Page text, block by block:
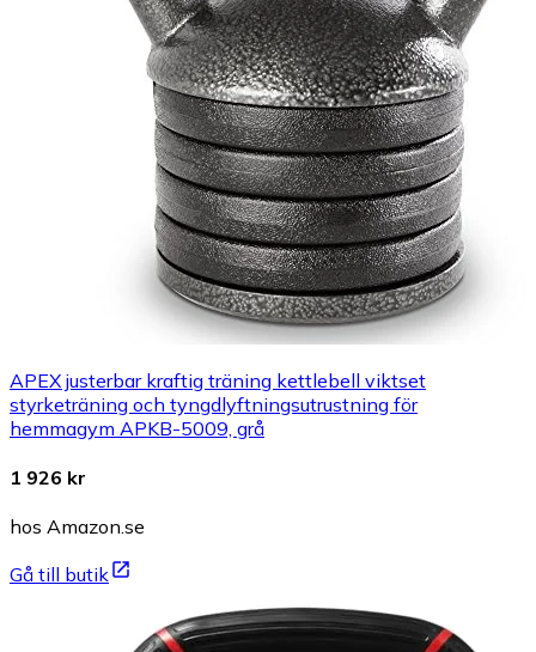
APEX justerbar kraftig träning kettlebell viktset
styrketräning och tyngdlyftningsutrustning för
hemmagym APKB-5009, grå
1 926 kr
hos Amazon.se
Gå till butik